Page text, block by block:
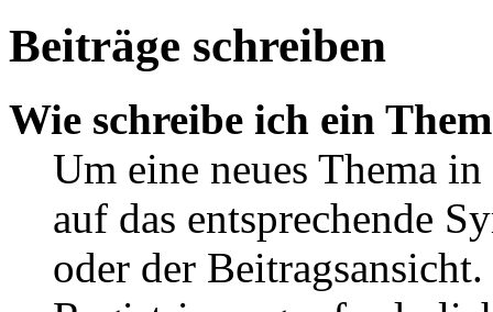
Beiträge schreiben
Wie schreibe ich ein
Um eine neues Thema
auf das entsprechende
oder der